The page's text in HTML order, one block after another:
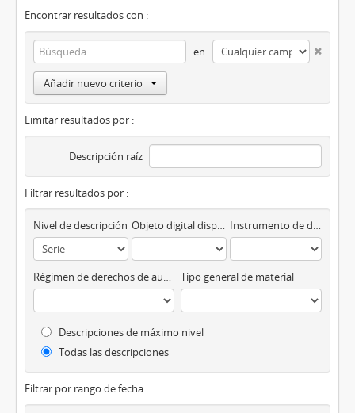
Encontrar resultados con :
en
Añadir nuevo criterio
Limitar resultados por :
Descripción raíz
Filtrar resultados por :
Nivel de descripción Objeto digital disponibles Instrumento de descripción
Régimen de derechos de autor Tipo general de material
Descripciones de máximo nivel
Todas las descripciones
Filtrar por rango de fecha :